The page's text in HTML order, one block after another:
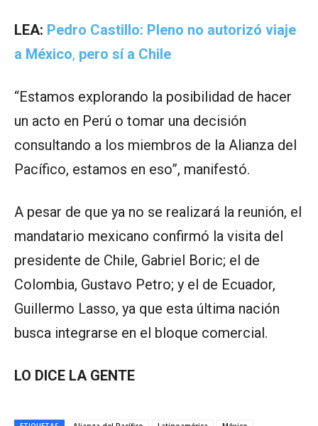
LEA: Pedro Castillo: Pleno no autorizó viaje
a México, pero sí a Chile
“Estamos explorando la posibilidad de hacer
un acto en Perú o tomar una decisión
consultando a los miembros de la Alianza del
Pacífico, estamos en eso”, manifestó.
A pesar de que ya no se realizará la reunión, el
mandatario mexicano confirmó la visita del
presidente de Chile, Gabriel Boric; el de
Colombia, Gustavo Petro; y el de Ecuador,
Guillermo Lasso, ya que esta última nación
busca integrarse en el bloque comercial.
LO DICE LA GENTE